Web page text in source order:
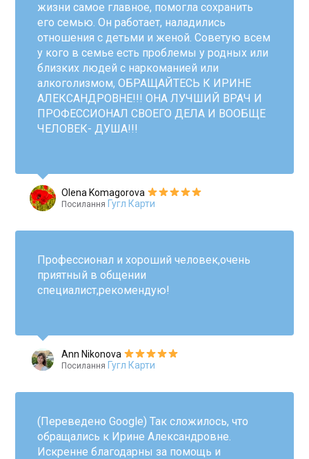
жизни самое главное, помогла сохранить
его семью. Он работает, наладились
отношения с детьми и женой. Советую всем
у кого в семье есть проблемы у родных или
близких людей с наркоманией или
алкоголизмом, ОБРАЩАЙТЕСЬ К ИРИНЕ
АЛЕКСАНДРОВНЕ!!! ОНА ЛУЧШИЙ ВРАЧ И
ПРОФЕССИОНАЛ СВОЕГО ДЕЛА И ВООБЩЕ
ЧЕЛОВЕК- ДУША!!!
Olena Komagorova
Посилання Гугл Карти
Профессионал и хороший человек,очень
приятный в общении
специалист,рекомендую!
Ann Nikonova
Посилання Гугл Карти
(Переведено Google) Так сложилось, что
обращались к Ирине Александровне.
Искренне благодарны за помощь и